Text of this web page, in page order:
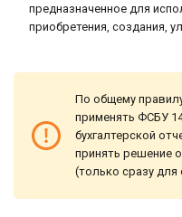
предназначенное для
приобретения, создания,
По общему
применять ФСБУ
бухгалтерской
принять решение
(только сразу для